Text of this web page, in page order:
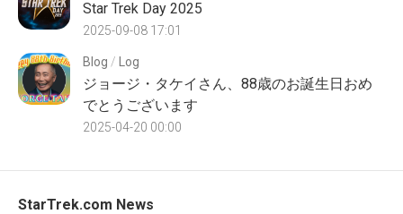
Star Trek Day 2025
2025-09-08 17:01
Blog / Log
ジョージ・タケイさん、88歳のお誕生日おめ
でとうございます
2025-04-20 00:00
StarTrek.com News